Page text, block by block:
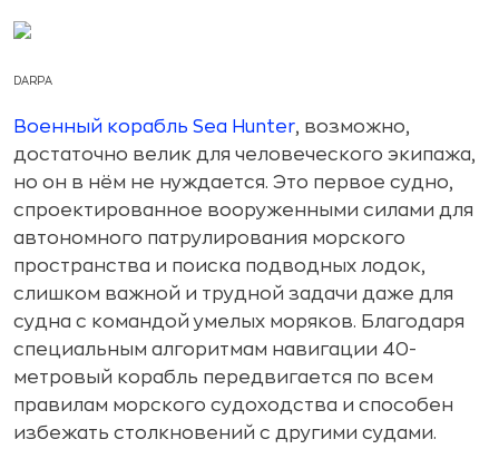
DARPA
Военный корабль Sea Hunter, возможно,
достаточно велик для человеческого экипажа,
но он в нём не нуждается. Это первое судно,
спроектированное вооруженными силами для
автономного патрулирования морского
пространства и поиска подводных лодок,
слишком важной и трудной задачи даже для
судна с командой умелых моряков. Благодаря
специальным алгоритмам навигации 40-
метровый корабль передвигается по всем
правилам морского судоходства и способен
избежать столкновений с другими судами.